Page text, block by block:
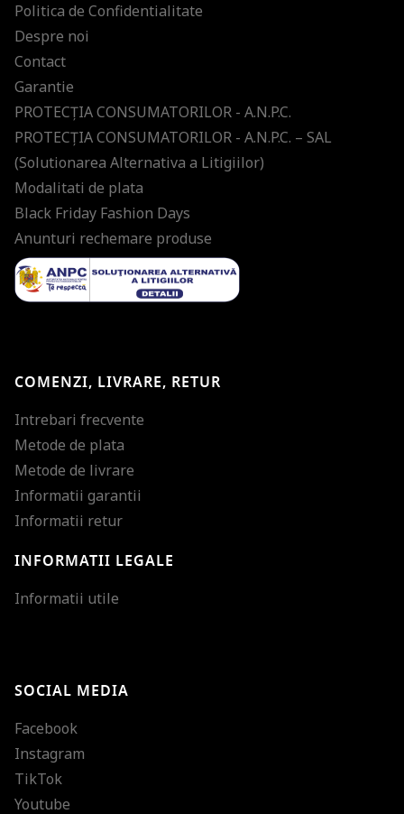
Politica de Confidentialitate
Despre noi
Contact
Garantie
PROTECŢIA CONSUMATORILOR - A.N.P.C.
PROTECŢIA CONSUMATORILOR - A.N.P.C. – SAL
(Solutionarea Alternativa a Litigiilor)
Modalitati de plata
Black Friday Fashion Days
Anunturi rechemare produse
COMENZI, LIVRARE, RETUR
Intrebari frecvente
Metode de plata
Metode de livrare
Informatii garantii
Informatii retur
INFORMATII LEGALE
Informatii utile
SOCIAL MEDIA
Facebook
Instagram
TikTok
Youtube